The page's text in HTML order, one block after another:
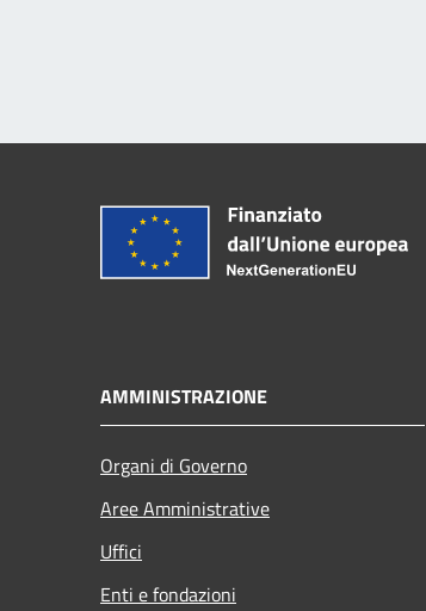
AMMINISTRAZIONE
Organi di Governo
Aree Amministrative
Uffici
Enti e fondazioni